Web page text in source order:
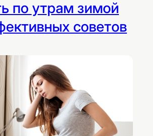
по утрам зимой
советов